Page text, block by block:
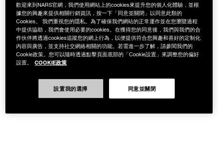
歡迎來到NARS官網，我們使用網站上的cookies來提升您的個人化體驗，並根
據您的興趣來提供相關行銷資訊，按一下「同意並關閉」以同意此類的
Cookies。 我們重視您的隱私。為了確保我們網站的正常運作並在您瀏覽過程
中提供協助，我們會使用必要的cookies。在獲得您的同意後，我們與我們的合
作伙伴將透過cookies追蹤您的網上行為，以便提供符合您興趣和喜好的定制化
內容與廣告，並支持社交網絡相關的功能。若需進一步了解，請參閱我們的
Cookie政策。您可以隨時透過點擊頁面底部的「Cookie設置」來調整您的偏好
設置。
COOKIE政策
設置我的選擇 同意並關閉